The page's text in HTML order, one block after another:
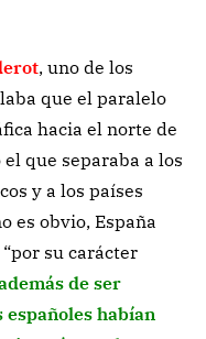
, uno de los
que el paralelo
hacia el norte de
que separaba a los
y a los países
es obvio, España
su carácter
de ser
habían